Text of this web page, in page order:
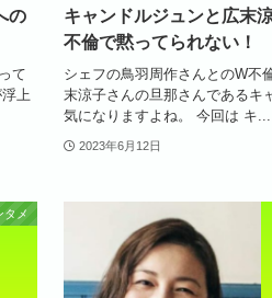
の
て
上
キャンドルジュンと広末
不倫で黙ってられない！
シェフの鳥羽周作さんとのW不
末涼子さんの旦那さんであるキ
気になりますよね。 今回は キ...
2023年6月12日
タメ